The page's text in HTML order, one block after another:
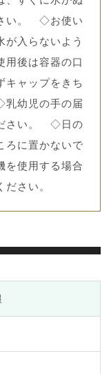
い。 ◇お使い
が入らないよう
後は容器の口
キャップをきち
幼児の手の届
さい。 ◇日の
ろに置かないで
使用する場合
さい。